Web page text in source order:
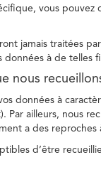
vous pouvez
jamais traitées
données à de telles
nous
données à
ailleurs, nous
a des
d’être